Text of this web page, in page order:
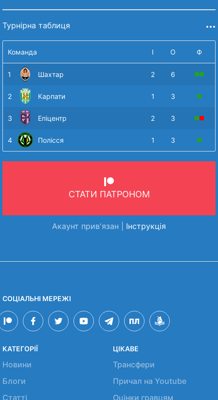
Турнірна таблиця
Команда І О Ф
1 Шахтар 2 6
2 Карпати 1 3
3 Епіцентр 2 3
4 Полісся 1 3
СТАТИ ПАТРОНОМ
Акаунт прив'язан | Інструкція
СОЦІАЛЬНІ МЕРЕЖІ
КАТЕГОРІЇ
Новини
Блоги
Статті
ЦІКАВЕ
Трансфери
Причал на Youtube
Оцінки гравцям